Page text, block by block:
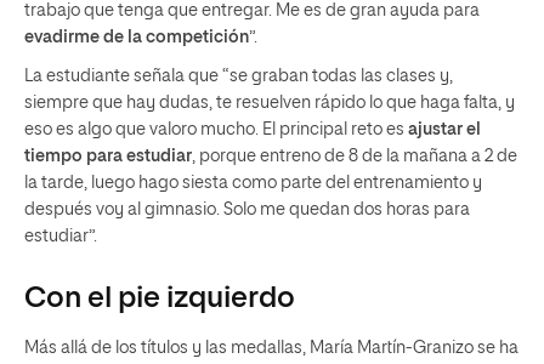
trabajo que tenga que entregar. Me es de gran ayuda para
evadirme de la competición”.
La estudiante señala que “se graban todas las clases y,
siempre que hay dudas, te resuelven rápido lo que haga falta, y
eso es algo que valoro mucho. El principal reto es ajustar el
tiempo para estudiar, porque entreno de 8 de la mañana a 2 de
la tarde, luego hago siesta como parte del entrenamiento y
después voy al gimnasio. Solo me quedan dos horas para
estudiar”.
Con el pie izquierdo
Más allá de los títulos y las medallas, María Martín-Granizo se ha